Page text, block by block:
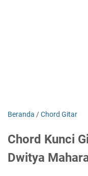
Beranda /Chord Gitar
Chord Kunci
Dwitya